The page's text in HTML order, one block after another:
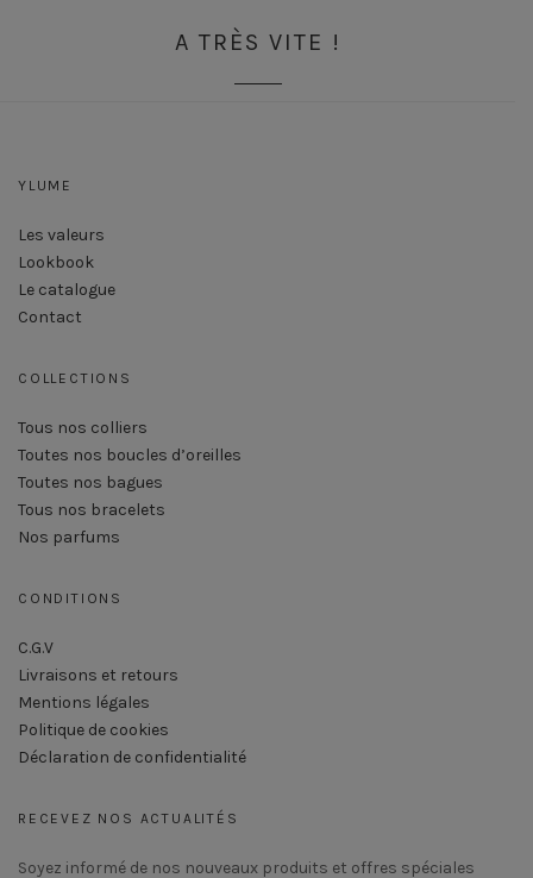
A TRÈS VITE !
YLUME
Les valeurs
Lookbook
Le catalogue
Contact
COLLECTIONS
Tous nos colliers
Toutes nos boucles d’oreilles
Toutes nos bagues
Tous nos bracelets
Nos parfums
CONDITIONS
C.G.V
Livraisons et retours
Mentions légales
Politique de cookies
Déclaration de confidentialité
RECEVEZ NOS ACTUALITÉS
Soyez informé de nos nouveaux produits et offres spéciales